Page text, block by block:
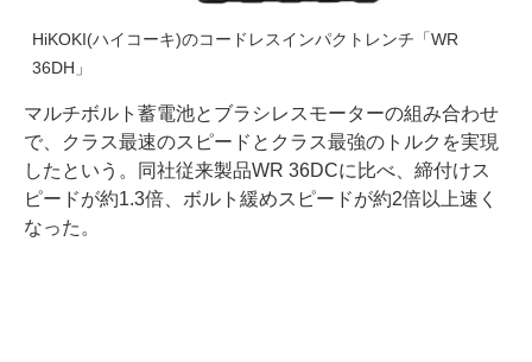
HiKOKI(ハイコーキ)のコードレスインパクトレンチ「WR
36DH」
マルチボルト蓄電池とブラシレスモーターの組み合わせ
で、クラス最速のスピードとクラス最強のトルクを実現
したという。同社従来製品WR 36DCに比べ、締付けス
ピードが約1.3倍、ボルト緩めスピードが約2倍以上速く
なった。